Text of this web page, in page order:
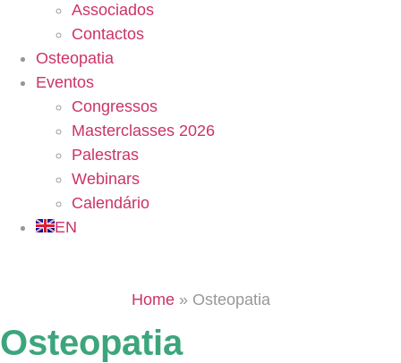
Associados
Contactos
Osteopatia
Eventos
Congressos
Masterclasses 2026
Palestras
Webinars
Calendário
EN
Home» Osteopatia
Osteopatia